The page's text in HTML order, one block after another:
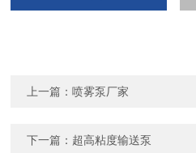
上一篇：喷雾泵厂家
下一篇： 超高粘度输送泵